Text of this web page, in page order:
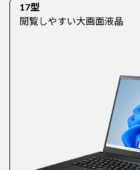
17型
閲覧しやすい大画面液晶